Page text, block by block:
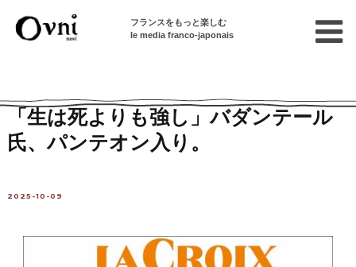
フランスをもっと楽しむ
le media franco-japonais
「生は死よりも強し」バダンテール
氏、パンテオン入り。
2025-10-09